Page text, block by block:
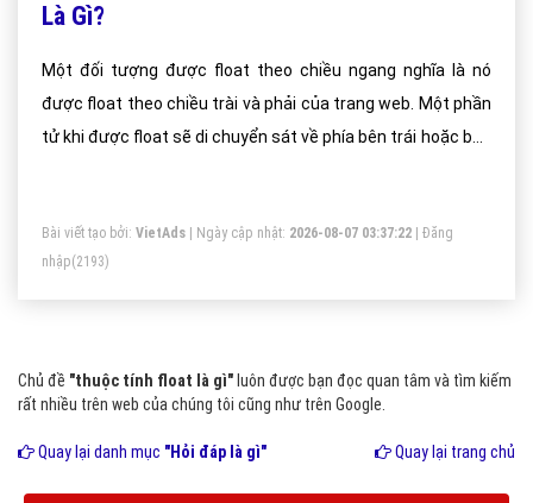
Là Gì?
Một đối tượng được float theo chiều ngang nghĩa là nó
được float theo chiều trài và phải của trang web. Một phần
tử khi được float sẽ di chuyển sát về phía bên trái hoặc bên
không có gì thay đổi
Bài viết tạo bởi: VietAds | Ngày cập nhật: 2026-08-07 03:37:22
Đăng
nhập(2193)
Chủ đề "thuộc tính float là gì" luôn được bạn đọc quan tâm và tìm kiếm
rất nhiều trên web của chúng tôi cũng như trên Google.
Quay lại danh mục "Hỏi đáp là gì" Quay lại trang chủ